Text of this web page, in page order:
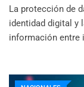
La protección de
identidad digital y
información entre